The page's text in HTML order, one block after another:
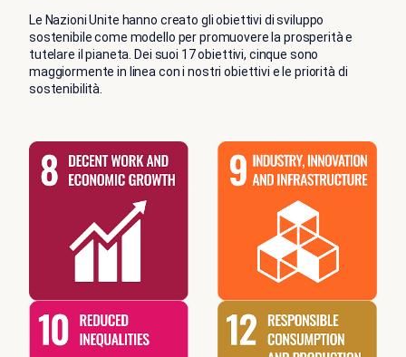
Le Nazioni Unite hanno creato gli obiettivi di sviluppo
sostenibile come modello per promuovere la prosperità e
tutelare il pianeta. Dei suoi 17 obiettivi, cinque sono
maggiormente in linea con i nostri obiettivi e le priorità di
sostenibilità.